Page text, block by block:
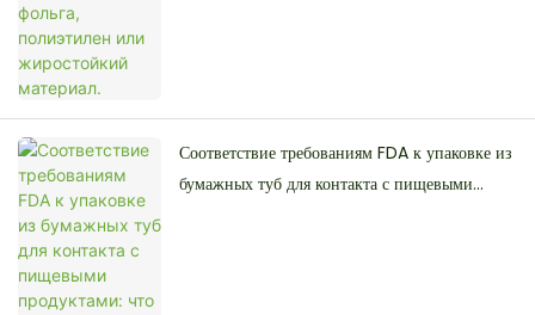
Соответствие требованиям FDA к упаковке из
бумажных туб для контакта с пищевыми